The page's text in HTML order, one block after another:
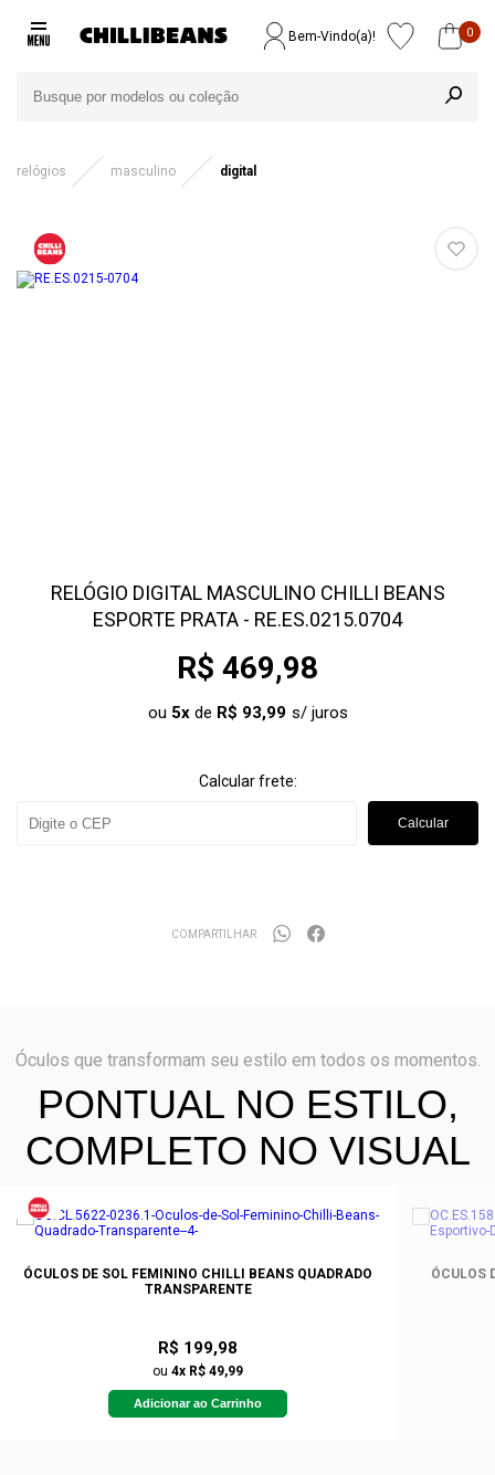
Bem-Vindo(a)! 0
relógios masculino digital
RELÓGIO DIGITAL MASCULINO CHILLI BEANS
ESPORTE PRATA - RE.ES.0215.0704
R$ 469,98
ou 5xde R$ 93,99
Calcular frete:
Calcular
COMPARTILHAR
Óculos que transformam seu estilo em todos os momentos.
PONTUAL NO ESTILO,
COMPLETO NO VISUAL
ÓCULOS DE SOL FEMININO CHILLI BEANS QUADRADO
TRANSPARENTE
R$ 199,98
ou 4x R$ 49,99
Adicionar ao Carrinho
ÓCULOS